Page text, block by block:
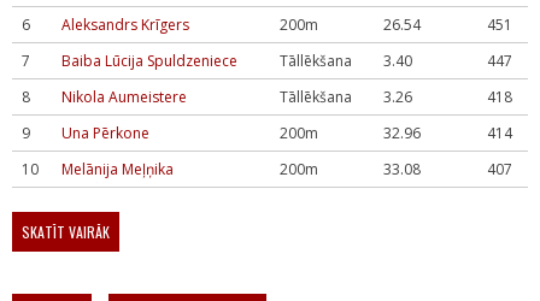
6
Aleksandrs Krīgers 200m 26.54
451
7
Baiba Lūcija Spuldzeniece Tāllēkšana 3.40
447
8
Nikola Aumeistere Tāllēkšana 3.26
418
9
Una Pērkone 200m 32.96
414
10
Melānija Meļņika 200m 33.08 407
SKATĪT VAIRĀK